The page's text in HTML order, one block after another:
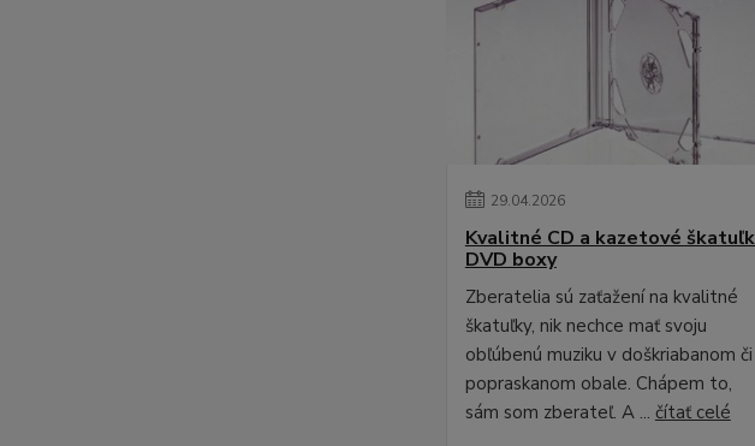
29.04.2026
Kvalitné CD a kazetové
DVD boxy
Zberatelia sú zaťažení na kvalitné
škatuľky, nik nechce mať svoju
obľúbenú muziku v doškriabanom či
popraskanom obale. Chápem to,
sám som zberateľ. A ... čítať celé